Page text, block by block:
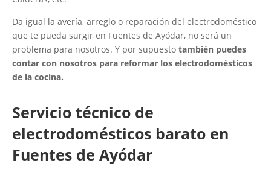
Da igual la avería, arreglo o reparación del electrodoméstico
que te pueda surgir en Fuentes de Ayódar, no será un
problema para nosotros. Y por supuesto también puedes
contar con nosotros para reformar los electrodomésticos
de la cocina.
Servicio técnico de
electrodomésticos barato en
Fuentes de Ayódar